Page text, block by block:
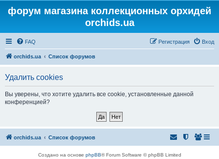
форум магазина коллекционных орхидей
orchids.ua
FAQ Вход
Регистрация
orchids.ua Список форумов
Удалить cookies
Вы уверены, что хотите удалить все cookie, установленные данной
конференцией?
orchids.ua Список форумов
Создано на основе phpBB® Forum Software © phpBB Limited